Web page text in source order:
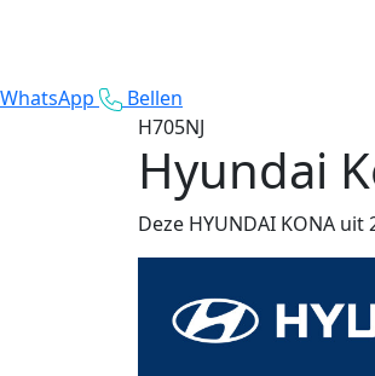
WhatsApp
Bellen
H705NJ
Hyundai
Deze HYUNDAI KONA